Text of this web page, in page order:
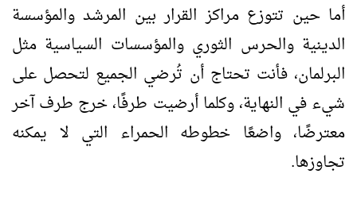
أما حين تتوزع مراكز القرار بين المرشد والمؤسسة
الدينية والحرس الثوري والمؤسسات السياسية مثل
البرلمان، فأنت تحتاج أن تُرضي الجميع لتحصل على
شيء في النهاية، وكلما أرضيت طرفًا، خرج طرف آخر
معترضًا، واضعًا خطوطه الحمراء التي لا يمكنه
تجاوزها.